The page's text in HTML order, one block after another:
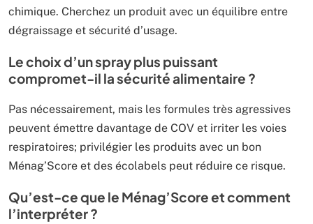
chimique. Cherchez un produit avec un équilibre entre
dégraissage et sécurité d’usage.
Le choix d’un spray plus puissant
compromet-il la sécurité alimentaire ?
Pas nécessairement, mais les formules très agressives
peuvent émettre davantage de COV et irriter les voies
respiratoires; privilégier les produits avec un bon
Ménag’Score et des écolabels peut réduire ce risque.
Qu’est-ce que le Ménag’Score et comment
l’interpréter ?